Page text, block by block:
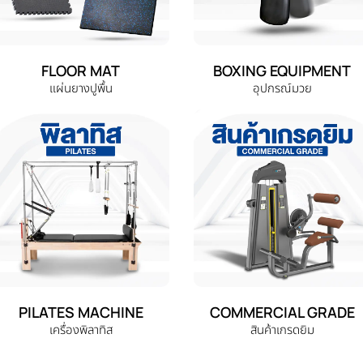
FLOOR MAT
แผ่นยางปูพื้น
BOXING EQUIPMENT
อุปกรณ์มวย
PILATES MACHINE
เครื่องพิลาทิส
COMMERCIAL GRADE
สินค้าเกรดยิม